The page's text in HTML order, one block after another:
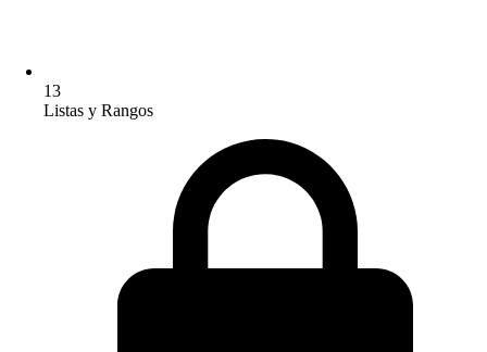
13
Listas y Rangos